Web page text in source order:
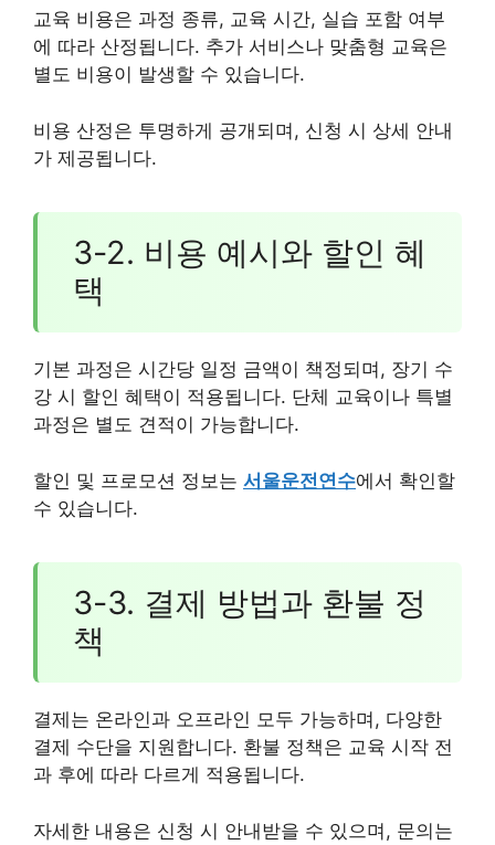
교육 비용은 과정 종류, 교육 시간, 실습 포함 여부
에 따라 산정됩니다. 추가 서비스나 맞춤형 교육은
별도 비용이 발생할 수 있습니다.
비용 산정은 투명하게 공개되며, 신청 시 상세 안내
가 제공됩니다.
3-2. 비용 예시와 할인 혜
택
기본 과정은 시간당 일정 금액이 책정되며, 장기 수
강 시 할인 혜택이 적용됩니다. 단체 교육이나 특별
과정은 별도 견적이 가능합니다.
할인 및 프로모션 정보는 서울운전연수에서 확인할
수 있습니다.
3-3. 결제 방법과 환불 정
책
결제는 온라인과 오프라인 모두 가능하며, 다양한
결제 수단을 지원합니다. 환불 정책은 교육 시작 전
과 후에 따라 다르게 적용됩니다.
자세한 내용은 신청 시 안내받을 수 있으며, 문의는